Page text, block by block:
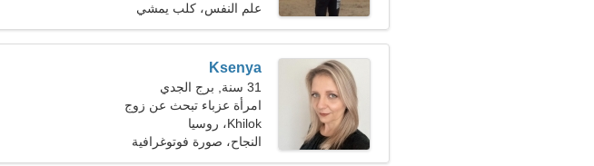
علم النفس، كلب يمشي
Ksenya
31 سنة, برج الجدي
امرأة عزباء تبحث عن زوج
Khilok، روسيا
النجاح، صورة فوتوغرافية